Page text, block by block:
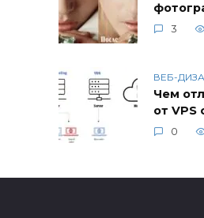
3
ВЕБ-
Чем
от VPS
0